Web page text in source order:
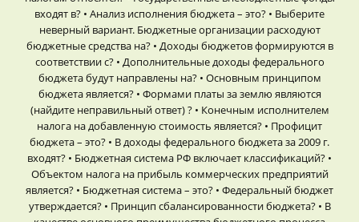
входят в? • Анализ исполнения бюджета – это? • Выберите
неверный вариант. Бюджетные организации расходуют
бюджетные средства на? • Доходы бюджетов формируются в
соответствии с? • Дополнительные доходы федерального
бюджета будут направлены на? • Основным принципом
бюджета является? • Формами платы за землю являются
(найдите неправильный ответ) ? • Конечным исполнителем
налога на добавленную стоимость является? • Профицит
бюджета – это? • В доходы федерального бюджета за 2009 г.
входят? • Бюджетная система РФ включает классификаций? •
Объектом налога на прибыль коммерческих предприятий
является? • Бюджетная система – это? • Федеральный бюджет
утверждается? • Принцип сбалансированности бюджета? • В